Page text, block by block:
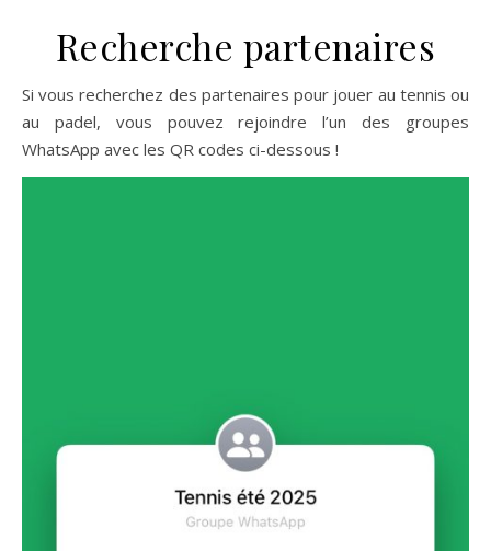
Recherche partenaires
Si vous recherchez des partenaires pour jouer au tennis ou
au padel, vous pouvez rejoindre l’un des groupes
WhatsApp avec les QR codes ci-dessous !